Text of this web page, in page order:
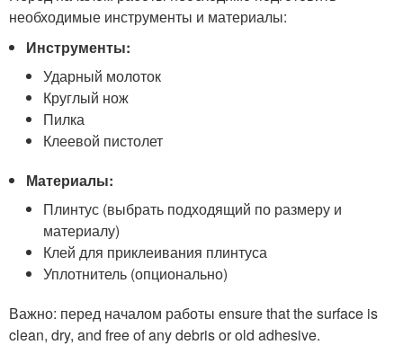
необходимые инструменты и материалы:
Инструменты:
Ударный молоток
Круглый нож
Пилка
Клеевой пистолет
Материалы:
Плинтус (выбрать подходящий по размеру и
материалу)
Клей для приклеивания плинтуса
Уплотнитель (опционально)
Важно: перед началом работы ensure that the surface is
clean, dry, and free of any debris or old adhesive.